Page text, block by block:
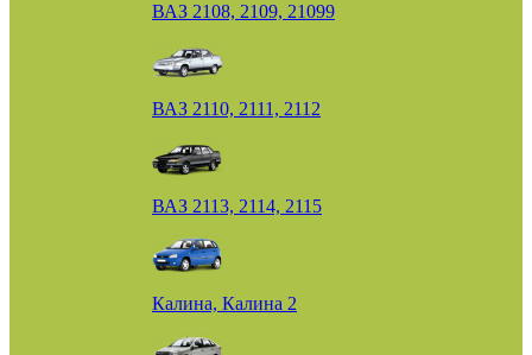
ВАЗ 2108, 2109, 21099
ВАЗ 2110, 2111, 2112
ВАЗ 2113, 2114, 2115
Калина, Калина 2